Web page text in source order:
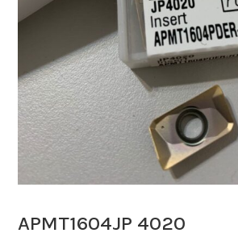
APMT1604JP 4020